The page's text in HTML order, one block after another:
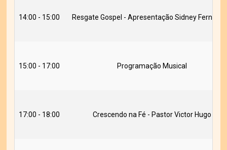
14:00 - 15:00 Resgate Gospel - Apresentação Sidney
15:00 - 17:00 Programação Musical
17:00 - 18:00 Crescendo na Fé - Pastor Victor Hugo